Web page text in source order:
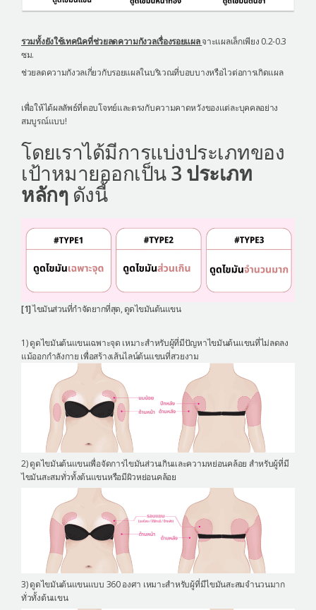
รวมทั้งยังใช้เทคนิคที่ช่วยลดความกังวลเรื่องรอยแผลจาะแผลเล็กเพียง 0.2-0.3
ซม.
ช่วยลดความกังวลเกี่ยวกับรอยแผลในบริเวณที่บอบบางหรือไวต่อการเกิดแผล
เพื่อให้ได้ผลลัพธ์ที่ตอบโจทย์และตรงกับความคาดหวังของแต่ละบุคคลอย่าง
สมบูรณ์แบบ!
โดยเราได้มีการแบ่งประเภทของ
เป้าหมายออกเป็น3 ประเภท
หลักๆดังนี้
[1]ไขมันส่วนที่กำจัดยากที่สุด, ดูดไขมันต้นแขน
1) ดูดไขมันต้นแขนเฉพาะจุด เหมาะสำหรับผู้ที่มีปัญหาไขมันต้นแขนที่ไม่ลดลง
แม้ออกกำลังกาย เพื่อสร้างเส้นไลน์ต้นแขนที่สวยงาม
2) ดูดไขมันต้นแขนเพื่อจัดการไขมันส่วนเกินและความหย่อนคล้อย สำหรับผู้ที่มี
ไขมันสะสมทั่วทั้งต้นแขนหรือมีผิวหย่อนคล้อย
3) ดูดไขมันต้นแขนแบบ 360 องศา เหมาะสำหรับผู้ที่มีไขมันสะสมจำนวนมาก
ทั่วทั้งต้นแขน